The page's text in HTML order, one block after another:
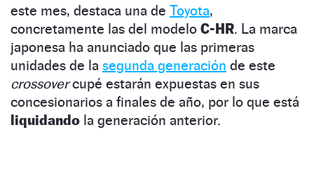
este mes, destaca una de Toyota,
concretamente las del modelo C-HR. La marca
japonesa ha anunciado que las primeras
unidades de la segunda generación de este
crossovercupé estarán expuestas en sus
concesionarios a finales de año, por lo que está
liquidando la generación anterior.